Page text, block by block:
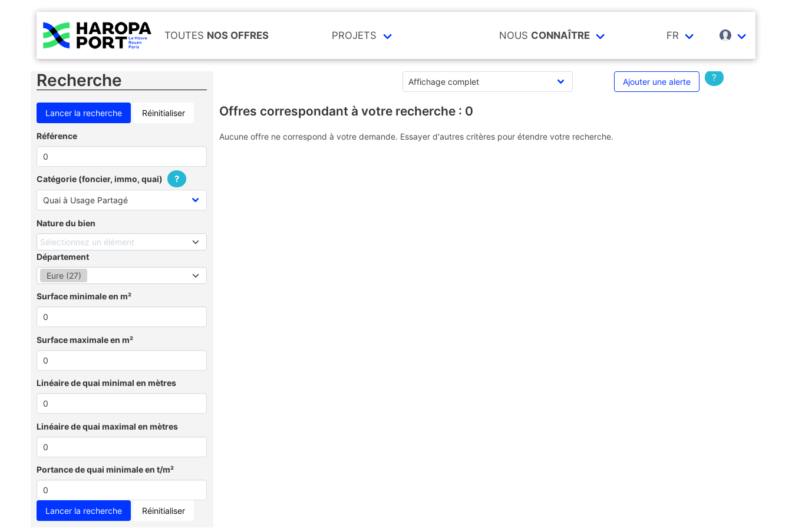
TOUTES NOS OFFRES PROJETS NOUS CONNAÎTRE FR
Recherche
Réinitialiser
Référence
Catégorie (foncier, immo, quai) ?
Nature du bien
Sélectionnez un élément
Département
Eure (27)
Surface minimale en m²
Surface maximale en m²
Linéaire de quai minimal en mètres
Linéaire de quai maximal en mètres
Portance de quai minimale en t/m²
Réinitialiser
Ajouter une alerte ?
Offres correspondant à votre recherche : 0
Aucune offre ne correspond à votre demande. Essayer d'autres critères pour étendre votre recherche.